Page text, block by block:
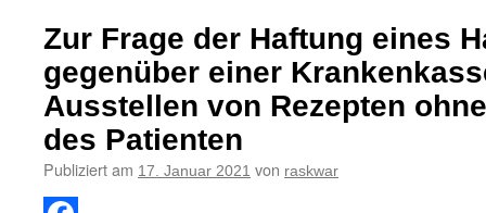
Zur Frage der Haftung eines
gegenüber einer
Ausstellen von Rezepten
des Patienten
Publiziert am 17. Januar 2021 von raskwar